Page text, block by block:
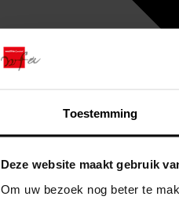
Toestemming
Deze website maakt gebruik
Om uw bezoek nog beter te